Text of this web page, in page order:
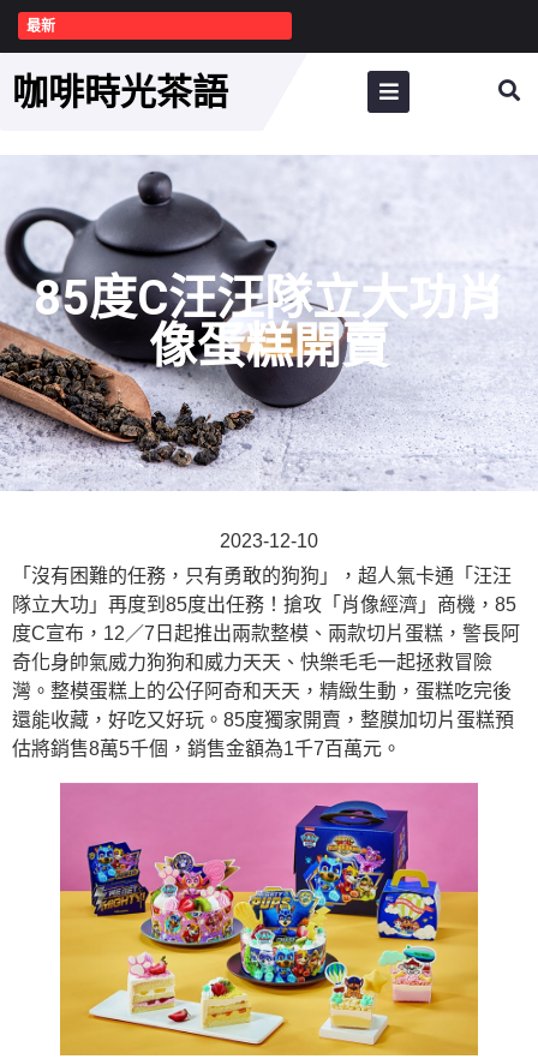
最新
咖啡時光茶語
85度C汪汪隊立大功肖
像蛋糕開賣
2023-12-10
「沒有困難的任務，只有勇敢的狗狗」，超人氣卡通「汪汪
隊立大功」再度到85度出任務！搶攻「肖像經濟」商機，85
度C宣布，12／7日起推出兩款整模、兩款切片蛋糕，警長阿
奇化身帥氣威力狗狗和威力天天、快樂毛毛一起拯救冒險
灣。整模蛋糕上的公仔阿奇和天天，精緻生動，蛋糕吃完後
還能收藏，好吃又好玩。85度獨家開賣，整膜加切片蛋糕預
估將銷售8萬5千個，銷售金額為1千7百萬元。